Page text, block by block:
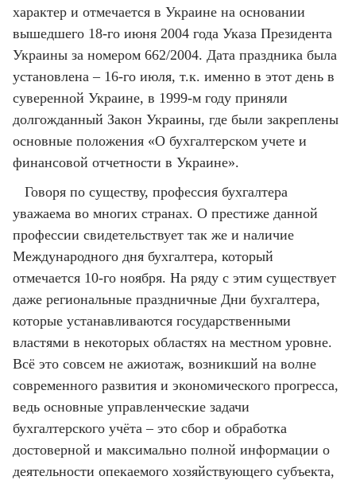
характер и отмечается в Украине на основании
вышедшего 18-го июня 2004 года Указа Президента
Украины за номером 662/2004. Дата праздника была
установлена – 16-го июля, т.к. именно в этот день в
суверенной Украине, в 1999-м году приняли
долгожданный Закон Украины, где были закреплены
основные положения «О бухгалтерском учете и
финансовой отчетности в Украине».
Говоря по существу, профессия бухгалтера
уважаема во многих странах. О престиже данной
профессии свидетельствует так же и наличие
Международного дня бухгалтера, который
отмечается 10-го ноября. На ряду с этим существует
даже региональные праздничные Дни бухгалтера,
которые устанавливаются государственными
властями в некоторых областях на местном уровне.
Всё это совсем не ажиотаж, возникший на волне
современного развития и экономического прогресса,
ведь основные управленческие задачи
бухгалтерского учёта – это сбор и обработка
достоверной и максимально полной информации о
деятельности опекаемого хозяйствующего субъекта,